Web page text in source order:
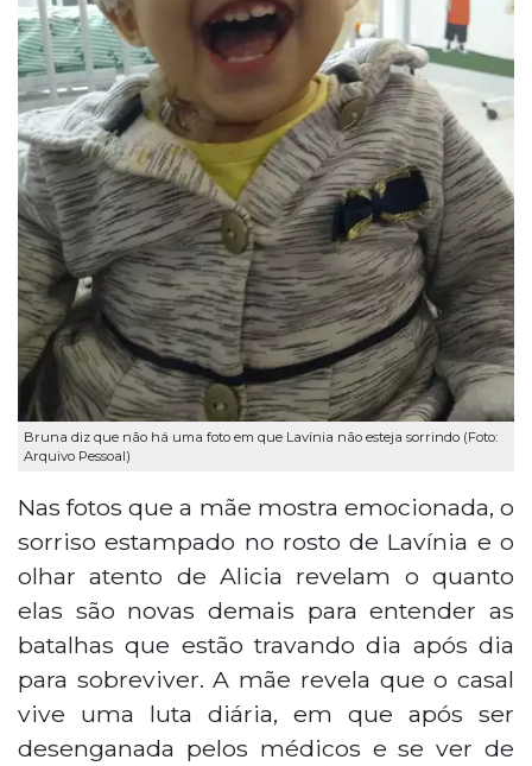
Bruna diz que não há uma foto em que Lavínia não esteja sorrindo (Foto:
Arquivo Pessoal)
Nas fotos que a mãe mostra emocionada, o
sorriso estampado no rosto de Lavínia e o
olhar atento de Alicia revelam o quanto
elas são novas demais para entender as
batalhas que estão travando dia após dia
para sobreviver. A mãe revela que o casal
vive uma luta diária, em que após ser
desenganada pelos médicos e se ver de